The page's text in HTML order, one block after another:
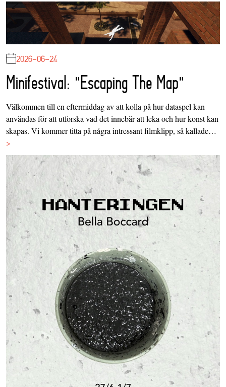
2026-06-24
Minifestival: "Escaping The Map"
Välkommen till en eftermiddag av att kolla på hur dataspel kan
användas för att utforska vad det innebär att leka och hur konst kan
skapas. Vi kommer titta på några intressant filmklipp, så kallade…
>